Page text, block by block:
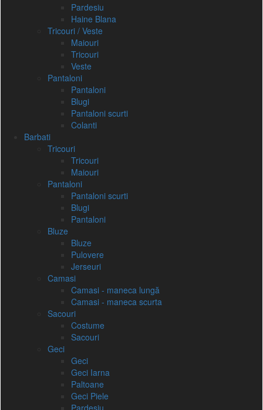
Pardesiu
Haine Blana
Tricouri / Veste
Maiouri
Tricouri
Veste
Pantaloni
Pantaloni
Blugi
Pantaloni scurti
Colanti
Barbati
Tricouri
Tricouri
Maiouri
Pantaloni
Pantaloni scurti
Blugi
Pantaloni
Bluze
Bluze
Pulovere
Jerseuri
Camasi
Camasi - maneca lungă
Camasi - maneca scurta
Sacouri
Costume
Sacouri
Geci
Geci
Geci Iarna
Paltoane
Geci Piele
Pardesiu